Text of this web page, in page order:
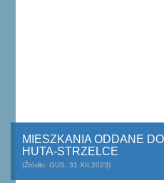
MIESZKANIA ODDANE
HUTA-STRZELCE
(Źródło: GUS, 31.XII.2023)